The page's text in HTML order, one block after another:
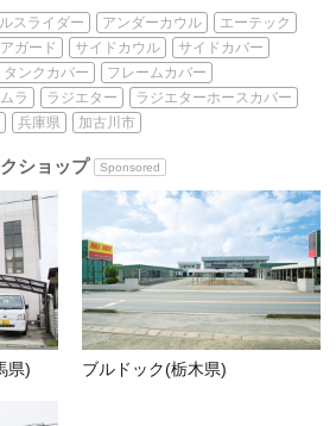
スライダー アンダーカウル
エーテック
ガード サイドカウル
サイドカバー
タンクカバー
フレームカバー
ラ ラジエター
ラジエターホースカバー
兵庫県 加古川市
ショップ Sponsored
県) ブルドック(栃木県)